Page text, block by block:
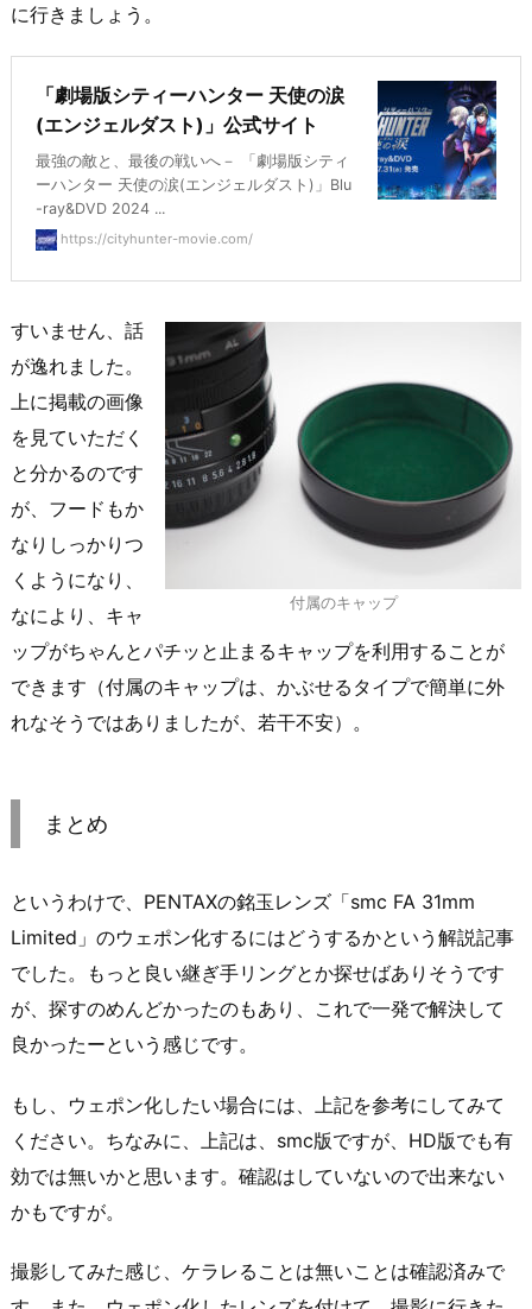
に行きましょう。
「劇場版シティーハンター 天使の涙
(エンジェルダスト)」公式サイト
最強の敵と、最後の戦いへ－ 「劇場版シティ
ーハンター 天使の涙(エンジェルダスト)」Blu
-ray&DVD 2024 ...
https://cityhunter-movie.com/
付属のキャップ
すいません、話
が逸れました。
上に掲載の画像
を見ていただく
と分かるのです
が、フードもか
なりしっかりつ
くようになり、
なにより、キャ
ップがちゃんとパチッと止まるキャップを利用することが
できます（付属のキャップは、かぶせるタイプで簡単に外
れなそうではありましたが、若干不安）。
まとめ
というわけで、PENTAXの銘玉レンズ「smc FA 31mm
Limited」のウェポン化するにはどうするかという解説記事
でした。もっと良い継ぎ手リングとか探せばありそうです
が、探すのめんどかったのもあり、これで一発で解決して
良かったーという感じです。
もし、ウェポン化したい場合には、上記を参考にしてみて
ください。ちなみに、上記は、smc版ですが、HD版でも有
効では無いかと思います。確認はしていないので出来ない
かもですが。
撮影してみた感じ、ケラレることは無いことは確認済みで